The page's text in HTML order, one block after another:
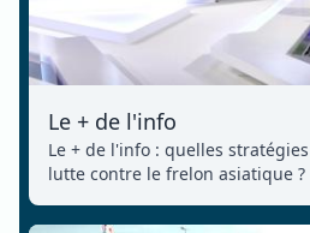
Le + de l'info
Le + de l'info : quelles
lutte contre le frelon asiatique ?